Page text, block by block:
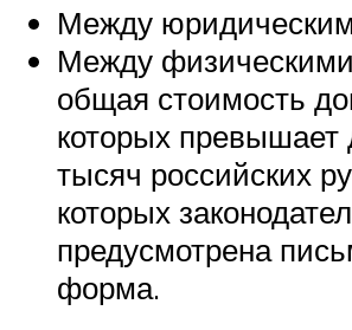
Между
Между
общая стоимость
которых превышает
тысяч российских
которых
предусмотрена
форма.